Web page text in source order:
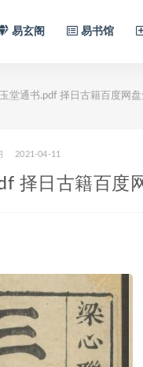
易玄阁 易书馆
堂通书.pdf 择日古籍百度网
2021-04-11
择日古籍百度